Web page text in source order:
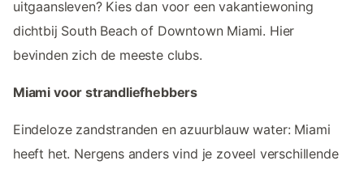
uitgaansleven? Kies dan voor een vakantiewoning
dichtbij South Beach of Downtown Miami. Hier
bevinden zich de meeste clubs.
Miami voor strandliefhebbers
Eindeloze zandstranden en azuurblauw water: Miami
heeft het. Nergens anders vind je zoveel verschillende